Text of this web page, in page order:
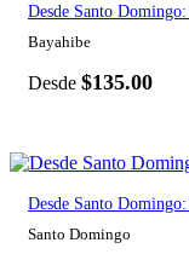
Desde Santo
Bayahibe
Desde $135.00
Desde Santo
Santo Domingo